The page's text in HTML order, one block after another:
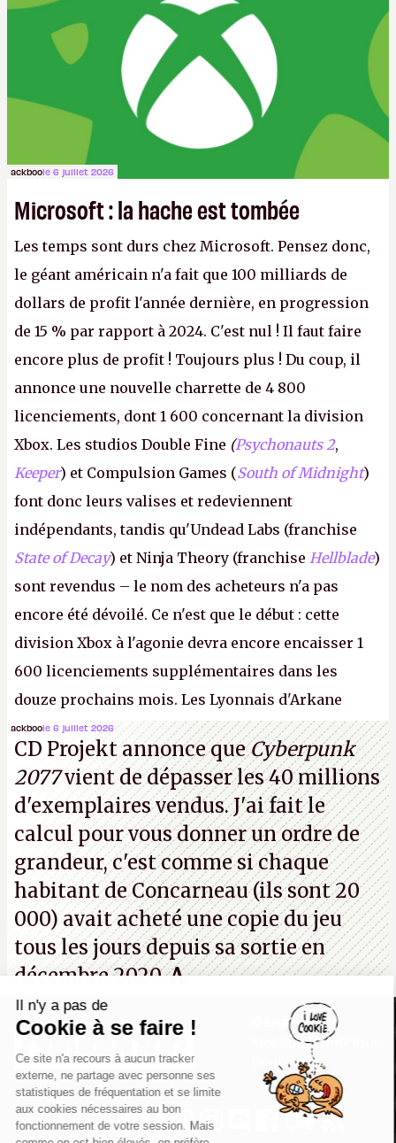
ackboole 6 juillet 2026
Microsoft : la hache est tombée
Les temps sont durs chez Microsoft. Pensez donc,
le géant américain n'a fait que 100 milliards de
dollars de profit l'année dernière, en progression
de 15 % par rapport à 2024. C'est nul ! Il faut faire
encore plus de profit ! Toujours plus ! Du coup, il
annonce une nouvelle charrette de 4 800
licenciements, dont 1 600 concernant la division
Xbox. Les studios Double Fine (Psychonauts 2,
Keeper) et Compulsion Games (South of Midnight)
font donc leurs valises et redeviennent
indépendants, tandis qu'Undead Labs (franchise
State of Decay) et Ninja Theory (franchise Hellblade)
sont revendus – le nom des acheteurs n'a pas
encore été dévoilé. Ce n'est que le début : cette
division Xbox à l'agonie devra encore encaisser 1
600 licenciements supplémentaires dans les
douze prochains mois. Les Lyonnais d'Arkane
(Dishonored, Deathloop) pourraient faire partie des
prochaines victimes, puisque Microsoft a confirmé
vouloir se séparer du studio.A.
ackboole 6 juillet 2026
CD Projekt annonce queCyberpunk
2077vient de dépasser les 40 millions
d'exemplaires vendus. J'ai fait le
calcul pour vous donner un ordre de
grandeur, c'est comme si chaque
habitant de Concarneau (ils sont 20
000) avait acheté une copie du jeu
tous les jours depuis sa sortie en
décembre 2020.A.
Canard PC
Kiosque numérique
Boutique
Il n'y a pas de
Cookie à se faire !
Ce site n'a recours à aucun tracker
externe, ne partage avec personne ses
statistiques de fréquentation et se limite
aux cookies nécessaires au bon
fonctionnement de votre session. Mais